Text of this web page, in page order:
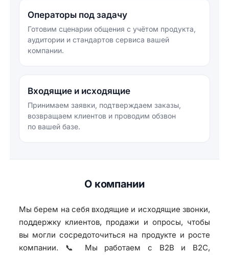
Операторы под задачу
Готовим сценарии общения с учётом продукта,
аудитории и стандартов сервиса вашей
компании.
Входящие и исходящие
Принимаем заявки, подтверждаем заказы,
возвращаем клиентов и проводим обзвон
по вашей базе.
О компании
Мы берем на себя входящие и исходящие звонки,
поддержку клиентов, продажи и опросы, чтобы
вы могли сосредоточиться на продукте и росте
компании. 📞 Мы работаем с B2B и B2C,